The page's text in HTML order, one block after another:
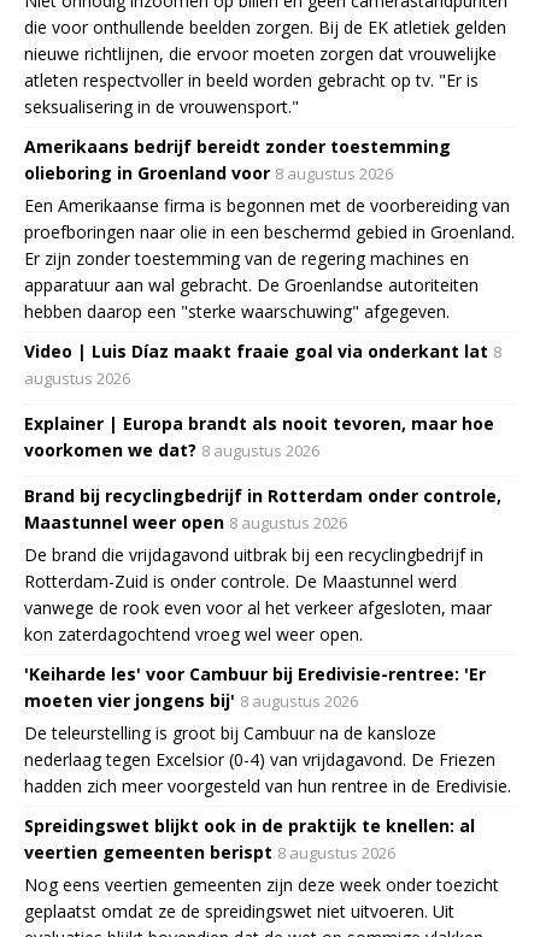
die voor onthullende beelden zorgen. Bij de EK atletiek gelden
nieuwe richtlijnen, die ervoor moeten zorgen dat vrouwelijke
atleten respectvoller in beeld worden gebracht op tv. "Er is
seksualisering in de vrouwensport."
Amerikaans bedrijf bereidt zonder toestemming
olieboring in Groenland voor 8 augustus 2026
Een Amerikaanse firma is begonnen met de voorbereiding van
proefboringen naar olie in een beschermd gebied in Groenland.
Er zijn zonder toestemming van de regering machines en
apparatuur aan wal gebracht. De Groenlandse autoriteiten
hebben daarop een "sterke waarschuwing" afgegeven.
Video | Luis Díaz maakt fraaie goal via onderkant lat 8
augustus 2026
Explainer | Europa brandt als nooit tevoren, maar hoe
voorkomen we dat? 8 augustus 2026
Brand bij recyclingbedrijf in Rotterdam onder controle,
Maastunnel weer open 8 augustus 2026
De brand die vrijdagavond uitbrak bij een recyclingbedrijf in
Rotterdam-Zuid is onder controle. De Maastunnel werd
vanwege de rook even voor al het verkeer afgesloten, maar
kon zaterdagochtend vroeg wel weer open.
'Keiharde les' voor Cambuur bij Eredivisie-rentree: 'Er
moeten vier jongens bij' 8 augustus 2026
De teleurstelling is groot bij Cambuur na de kansloze
nederlaag tegen Excelsior (0-4) van vrijdagavond. De Friezen
hadden zich meer voorgesteld van hun rentree in de Eredivisie.
Spreidingswet blijkt ook in de praktijk te knellen: al
veertien gemeenten berispt 8 augustus 2026
Nog eens veertien gemeenten zijn deze week onder toezicht
geplaatst omdat ze de spreidingswet niet uitvoeren. Uit